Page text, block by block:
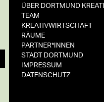
ÜBER DORTMUND
TEAM
KREATIVWIRTSCHAFT
RÄUME
PARTNER*INNEN
STADT DORTMUND
IMPRESSUM
DATENSCHUTZ